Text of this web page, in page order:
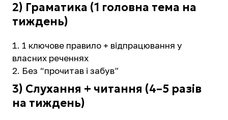
2) Граматика (1 головна тема на
тиждень)
1 ключове правило + відпрацювання у
власних реченнях
Без “прочитав і забув”
3) Слухання + читання (4–5 разів
на тиждень)